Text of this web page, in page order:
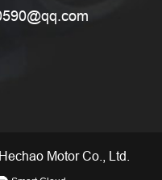
Motor Co., Ltd.